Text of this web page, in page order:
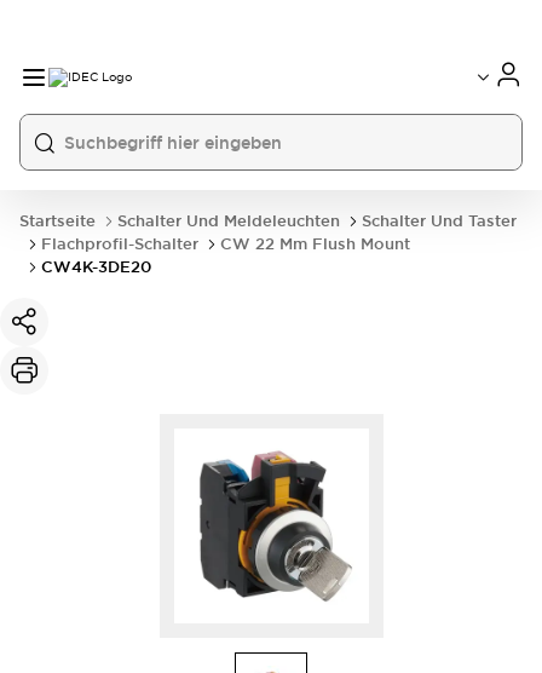
Startseite Schalter Und Meldeleuchten
Schalter Und Taster
Flachprofil-Schalter
CW 22 Mm Flush Mount
CW4K-3DE20